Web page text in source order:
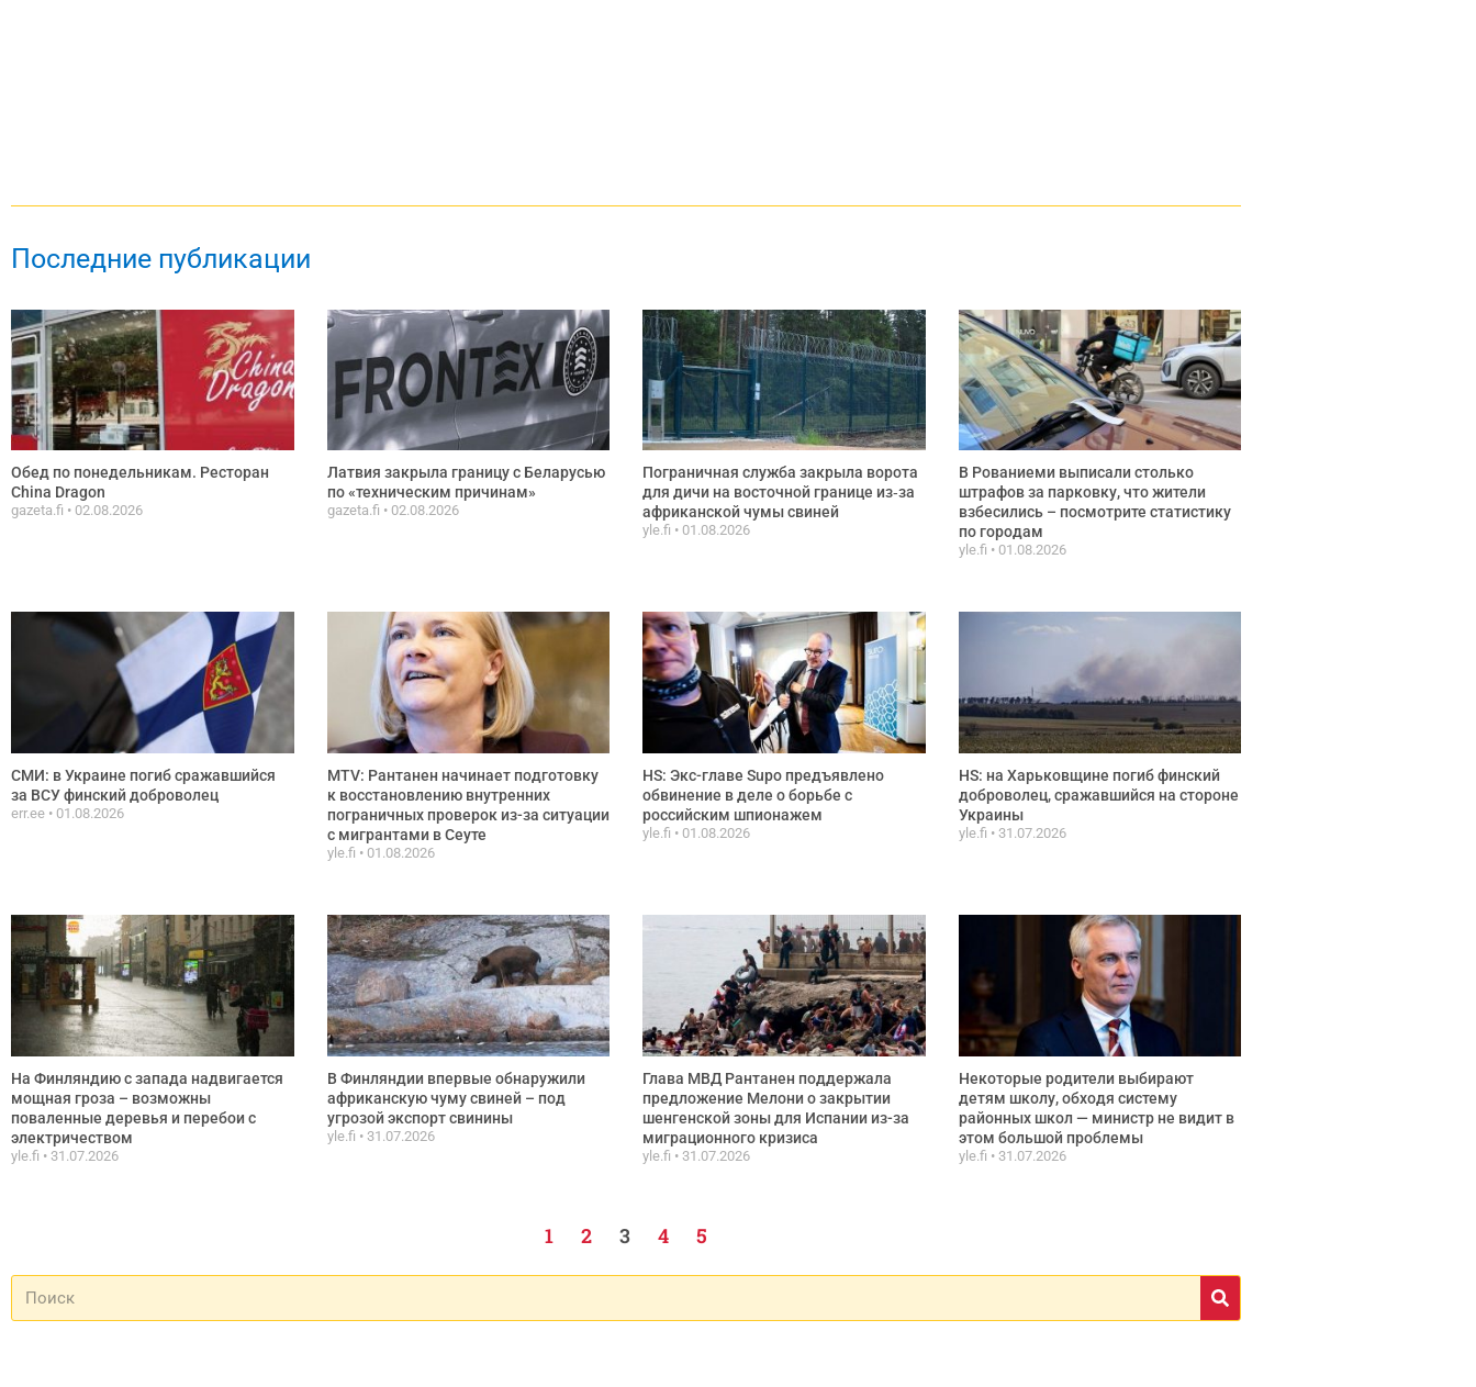
Последние публикации
Обед по понедельникам. Ресторан
China Dragon
gazeta.fi 02.08.2026
Латвия закрыла границу с Беларусью
по «техническим причинам»
gazeta.fi 02.08.2026
Пограничная служба закрыла ворота
для дичи на восточной границе из‑за
африканской чумы свиней
yle.fi 01.08.2026
В Рованиеми выписали столько
штрафов за парковку, что жители
взбесились – посмотрите статистику
по городам
yle.fi 01.08.2026
СМИ: в Украине погиб сражавшийся
за ВСУ финский доброволец
err.ee 01.08.2026
MTV: Рантанен начинает подготовку
к восстановлению внутренних
пограничных проверок из-за ситуации
с мигрантами в Сеуте
yle.fi 01.08.2026
HS: Экс-главе Supo предъявлено
обвинение в деле о борьбе с
российским шпионажем
yle.fi 01.08.2026
HS: на Харьковщине погиб финский
доброволец, сражавшийся на стороне
Украины
yle.fi 31.07.2026
На Финляндию с запада надвигается
мощная гроза – возможны
поваленные деревья и перебои с
электричеством
yle.fi 31.07.2026
В Финляндии впервые обнаружили
африканскую чуму свиней – под
угрозой экспорт свинины
yle.fi 31.07.2026
Глава МВД Рантанен поддержала
предложение Мелони о закрытии
шенгенской зоны для Испании из-за
миграционного кризиса
yle.fi 31.07.2026
Некоторые родители выбирают
детям школу, обходя систему
районных школ — министр не видит в
этом большой проблемы
yle.fi 31.07.2026
1 2 3 4 5